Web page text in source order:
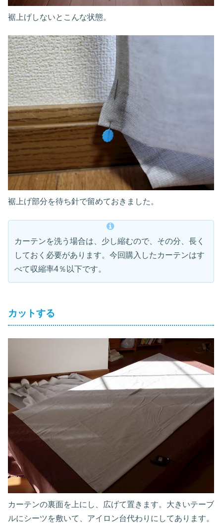
裾上げしないとこんな状態。
裾上げ部分を待ち針で留めておきました。
カーテンを洗う場合は、少し縮むので、その分、長く
しておく必要があります。今回購入したカーテンはす
べて収縮率4％以下です。
カットする
カーテンの裏面を上にし、広げて置きます。大きいテーブ
ルにシーツを敷いて、アイロン台代わりにしてあります。